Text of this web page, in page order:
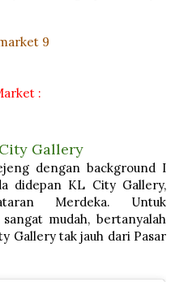
:
Gallery
dengan background I
didepan KL City Gallery,
Merdeka. Untuk
mudah, bertanyalah
Gallery tak jauh dari Pasar